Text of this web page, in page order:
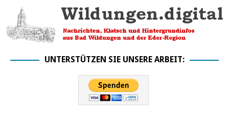
UNTERSTÜTZEN SIE UNSERE ARBEIT: